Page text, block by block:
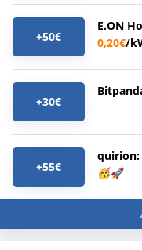
+50€
E.ON
0,20€/
+30€
+55€
quirion:
🥳🚀